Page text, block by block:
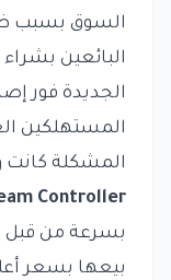
السوق بسبب
البائعين
الجديدة فور
المستهلكين
المشكلة
Controller
بسرعة من قبل
بيعها بسعر